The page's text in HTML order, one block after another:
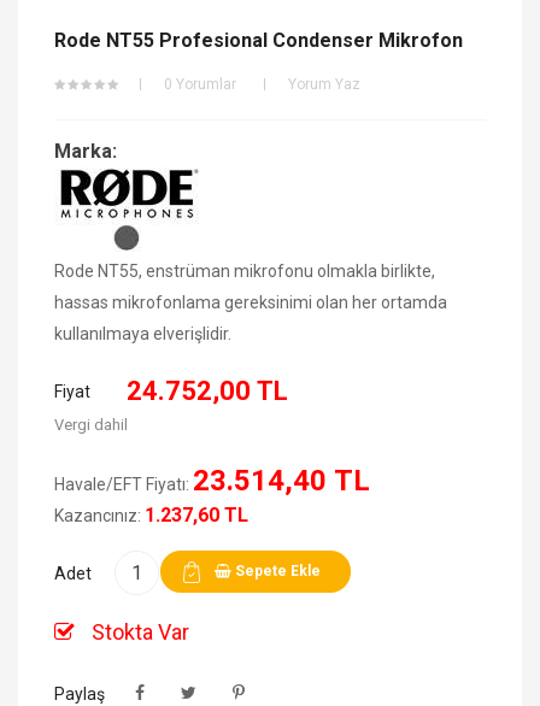
Rode NT55 Profesional Condenser Mikrofon
0 Yorumlar Yorum Yaz
Marka:
Rode NT55, enstrüman mikrofonu olmakla birlikte,
hassas mikrofonlama gereksinimi olan her ortamda
kullanılmaya elverişlidir.
Fiyat 24.752,00 TL
Vergi dahil
Havale/EFT Fiyatı: 23.514,40 TL
Kazancınız: 1.237,60 TL
Adet Sepete Ekle
Stokta Var
Paylaş